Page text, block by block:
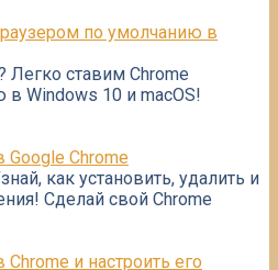
по умолчанию в
Легко ставим Chrome
Windows 10 и macOS!
Chrome
как установить, удалить и
Сделай свой Chrome
и настроить его